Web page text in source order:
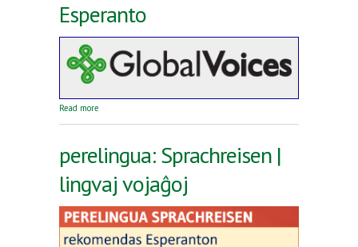
Esperanto
Read more
perelingua: Sprachreisen |
lingvaj vojaĝoj